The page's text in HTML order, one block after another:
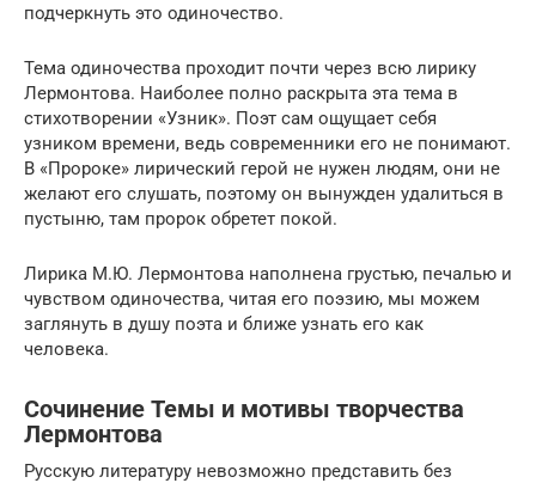
подчеркнуть это одиночество.
Тема одиночества проходит почти через всю лирику
Лермонтова. Наиболее полно раскрыта эта тема в
стихотворении «Узник». Поэт сам ощущает себя
узником времени, ведь современники его не понимают.
В «Пророке» лирический герой не нужен людям, они не
желают его слушать, поэтому он вынужден удалиться в
пустыню, там пророк обретет покой.
Лирика М.Ю. Лермонтова наполнена грустью, печалью и
чувством одиночества, читая его поэзию, мы можем
заглянуть в душу поэта и ближе узнать его как
человека.
Сочинение Темы и мотивы творчества
Лермонтова
Русскую литературу невозможно представить без